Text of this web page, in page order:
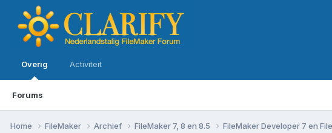
Overig
Forums
Activiteit
Home FileMaker Archief FileMaker 7, 8 en 8.5 FileMaker Developer 7 en